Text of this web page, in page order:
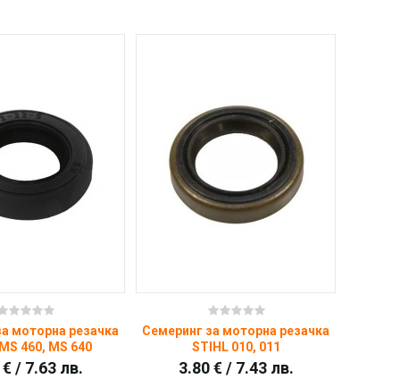
Купи
моторна резачка
460, MS 640
/ 7.63 лв.
Купи
Семеринг за моторна резачка
STIHL 010, 011
3.80 € / 7.43 лв.